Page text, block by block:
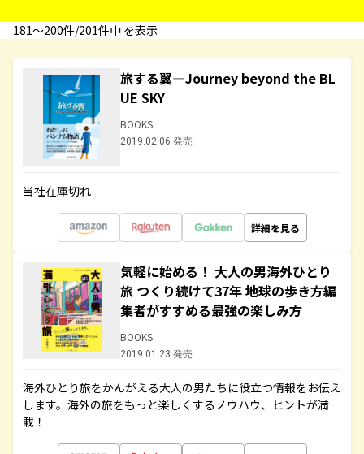
181〜200件/201件中 を表示
旅する翼―Journey beyond the BL
UE SKY
BOOKS
2019.02.06 発売
当社在庫切れ
詳細を見る
気軽に始める！ 大人の男海外ひとり
旅 つくり続けて37年 地球の歩き方編
集者がすすめる最強の楽しみ方
BOOKS
2019.01.23 発売
海外ひとり旅をかんがえる大人の男たちに役立つ情報をお伝え
します。海外の旅をもっと楽しくするノウハウ、ヒントが満
載！